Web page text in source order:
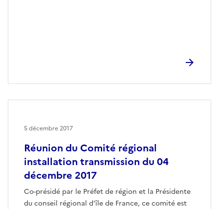
Réunion du Comité régional
installation transmission du 04
décembre 2017
Co-présidé par le Préfet de région et la Présidente
du conseil régional d'île de France, ce comité est
5 décembre 2017